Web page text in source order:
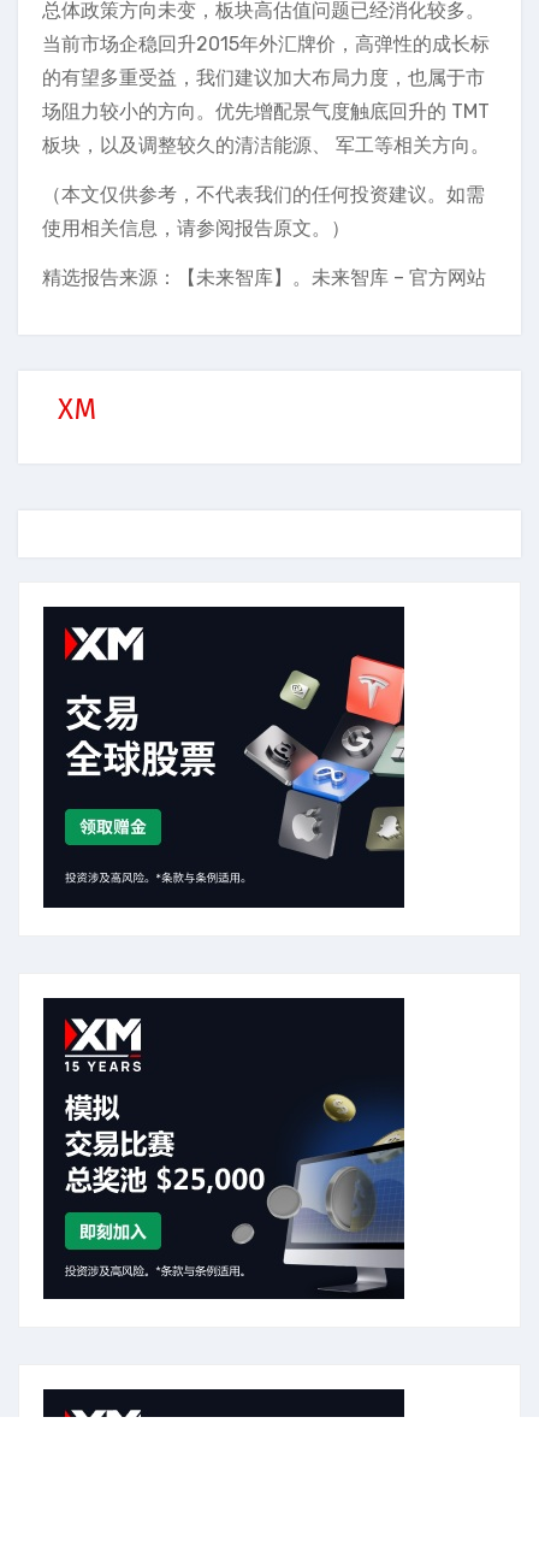
总体政策方向未变，板块高估值问题已经消化较多。
当前市场企稳回升2015年外汇牌价，高弹性的成长标
的有望多重受益，我们建议加大布局力度，也属于市
场阻力较小的方向。优先增配景气度触底回升的 TMT
板块，以及调整较久的清洁能源、 军工等相关方向。
（本文仅供参考，不代表我们的任何投资建议。如需
使用相关信息，请参阅报告原文。）
精选报告来源：【未来智库】。未来智库 – 官方网站
XM